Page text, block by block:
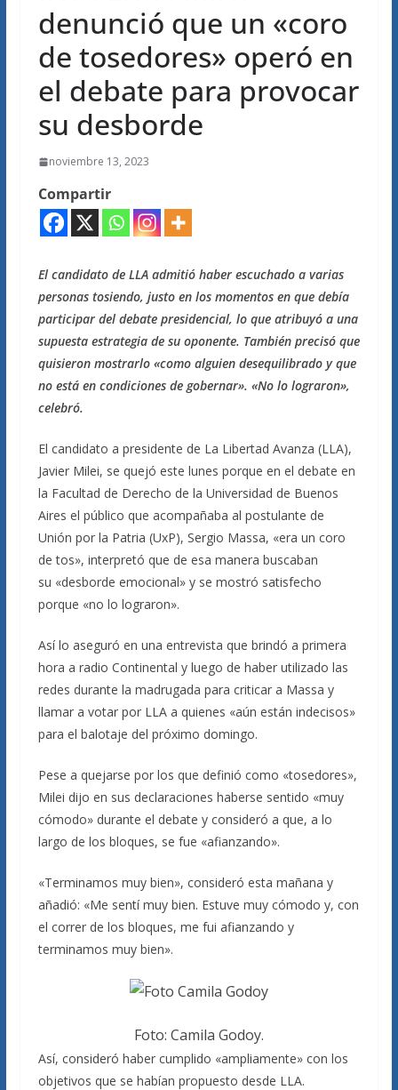
denunció que un «coro
de tosedores» operó en
el debate para provocar
su desborde
noviembre 13, 2023
Compartir
El candidato de LLA admitió haber escuchado a varias
personas tosiendo, justo en los momentos en que debía
participar del debate presidencial, lo que atribuyó a una
supuesta estrategia de su oponente. También precisó que
quisieron mostrarlo «como alguien desequilibrado y que
no está en condiciones de gobernar». «No lo lograron»,
celebró.
El candidato a presidente de La Libertad Avanza (LLA),
Javier Milei, se quejó este lunes porque en el debate en
la Facultad de Derecho de la Universidad de Buenos
Aires el público que acompañaba al postulante de
Unión por la Patria (UxP), Sergio Massa, «era un coro
de tos», interpretó que de esa manera buscaban
su «desborde emocional» y se mostró satisfecho
porque «no lo lograron».
Así lo aseguró en una entrevista que brindó a primera
hora a radio Continental y luego de haber utilizado las
redes durante la madrugada para criticar a Massa y
llamar a votar por LLA a quienes «aún están indecisos»
para el balotaje del próximo domingo.
Pese a quejarse por los que definió como «tosedores»,
Milei dijo en sus declaraciones haberse sentido «muy
cómodo» durante el debate y consideró a que, a lo
largo de los bloques, se fue «afianzando».
«Terminamos muy bien», consideró esta mañana y
añadió: «Me sentí muy bien. Estuve muy cómodo y, con
el correr de los bloques, me fui afianzando y
terminamos muy bien».
Foto: Camila Godoy.
Así, consideró haber cumplido «ampliamente» con los
objetivos que se habían propuesto desde LLA.